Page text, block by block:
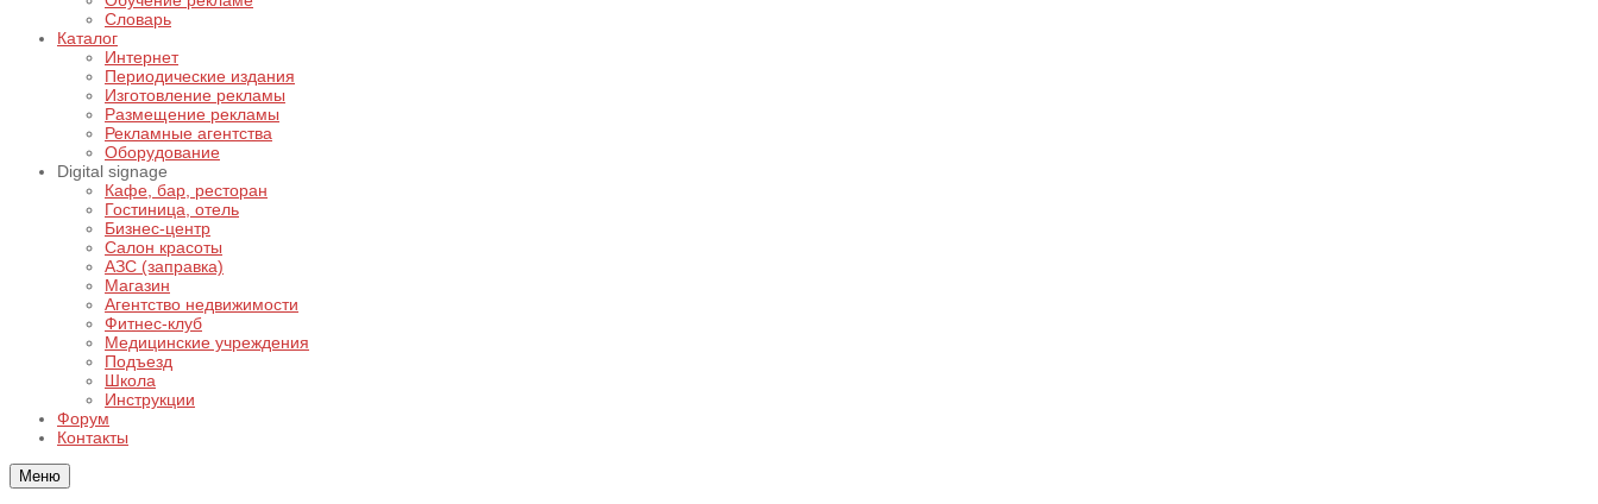
Словарь
Каталог
Интернет
Периодические издания
Изготовление рекламы
Размещение рекламы
Рекламные агентства
Оборудование
Digital signage
Кафе, бар, ресторан
Гостиница, отель
Бизнес-центр
Салон красоты
АЗС (заправка)
Магазин
Агентство недвижимости
Фитнес-клуб
Медицинские учреждения
Подъезд
Школа
Инструкции
Форум
Контакты
Меню